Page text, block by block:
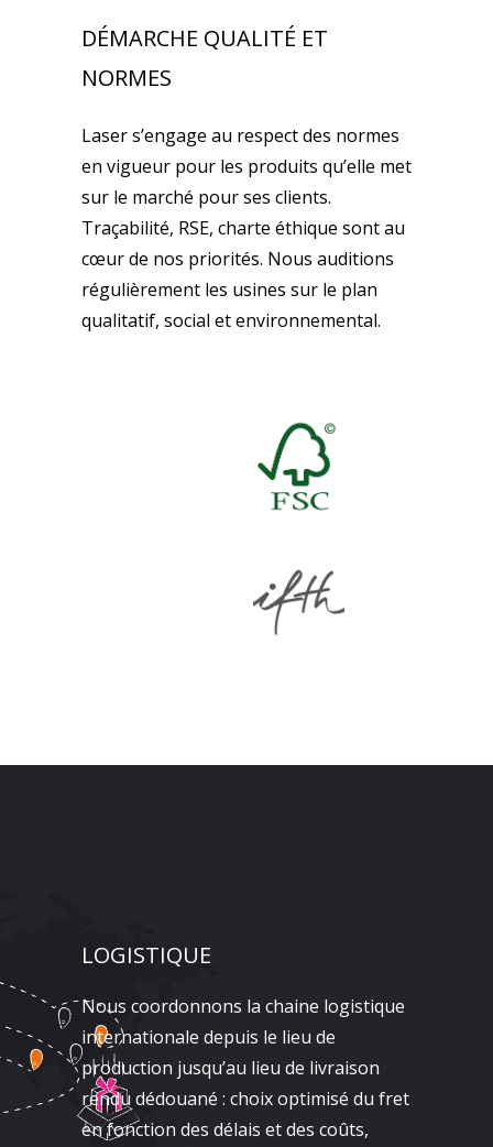
DÉMARCHE QUALITÉ ET
NORMES
Laser s’engage au respect des normes
en vigueur pour les produits qu’elle met
sur le marché pour ses clients.
Traçabilité, RSE, charte éthique sont au
cœur de nos priorités. Nous auditions
régulièrement les usines sur le plan
qualitatif, social et environnemental.
LOGISTIQUE
Nous coordonnons la chaine logistique
internationale depuis le lieu de
production jusqu’au lieu de livraison
rendu dédouané : choix optimisé du fret
en fonction des délais et des coûts,